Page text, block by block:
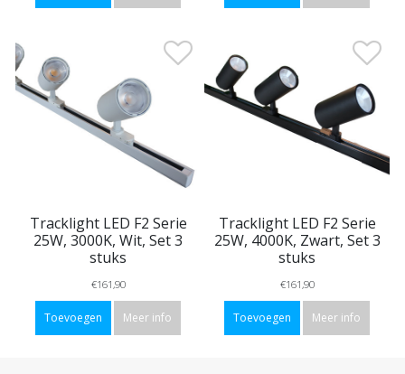
Tracklight LED F2 Serie
25W, 3000K, Wit, Set 3
stuks
€161,90
Toevoegen Meer info
Tracklight LED F2 Serie
25W, 4000K, Zwart, Set 3
stuks
€161,90
Toevoegen Meer info